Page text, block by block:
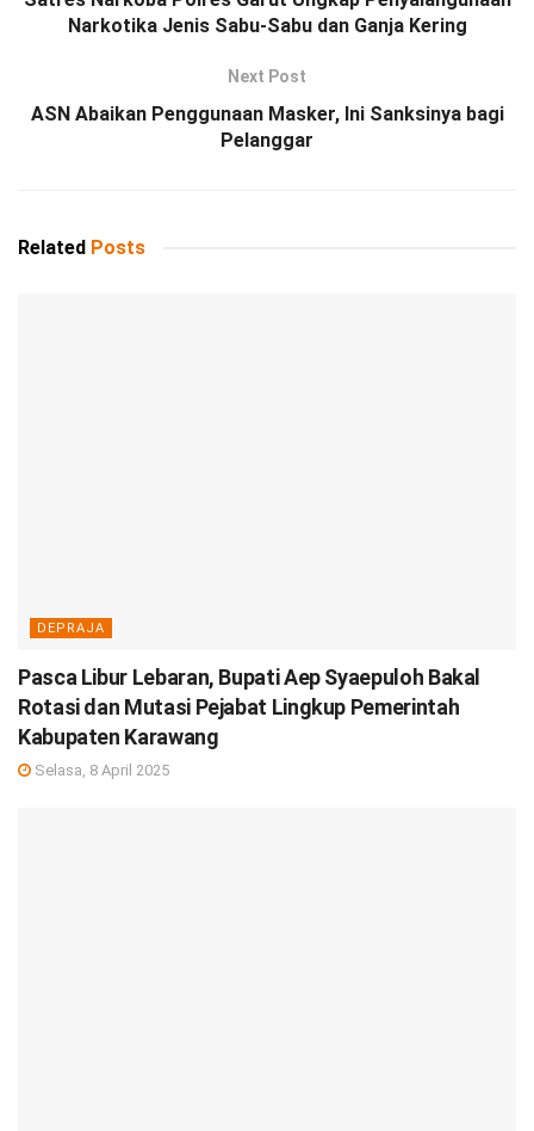
Narkotika Jenis Sabu-Sabu dan Ganja Kering
Next Post
ASN Abaikan Penggunaan Masker, Ini Sanksinya bagi
Pelanggar
Related Posts
DEPRAJA
Pasca Libur Lebaran, Bupati Aep Syaepuloh Bakal
Rotasi dan Mutasi Pejabat Lingkup Pemerintah
Kabupaten Karawang
Selasa, 8 April 2025